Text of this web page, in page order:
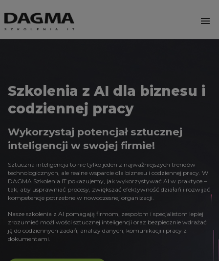
menu
Szkolenia z AI dla biznesu i
codziennej pracy
Wykorzystaj potencjał sztucznej
inteligencji w swojej firmie!
Sztuczna inteligencja to nie tylko jeden z najważniejszych trendów
technologicznych, ale realne wsparcie dla biznesu i codziennej pracy. W
DAGMA Szkolenia IT pokazujemy, jak wykorzystywać AI w praktyce –
tak, aby usprawniać procesy, zwiększać efektywność działań i rozwijać
kompetencje potrzebne w nowoczesnej organizacji.
Nasze szkolenia z AI pomagają firmom, zespołom i specjalistom lepiej
zrozumieć możliwości sztucznej inteligencji oraz bezpiecznie wdrażać
ją do codziennych zadań, analizy danych, komunikacji i pracy z
dokumentami.